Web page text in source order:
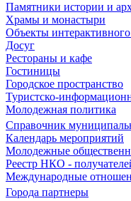
Памятники истории и
Храмы и монастыри
Объекты интерактивного
Досуг
Рестораны и кафе
Гостиницы
Городское пространство
Туристско-
Молодежная политика
Справочник
Календарь мероприятий
Молодежные
Реестр НКО -
Международные
Города партнеры